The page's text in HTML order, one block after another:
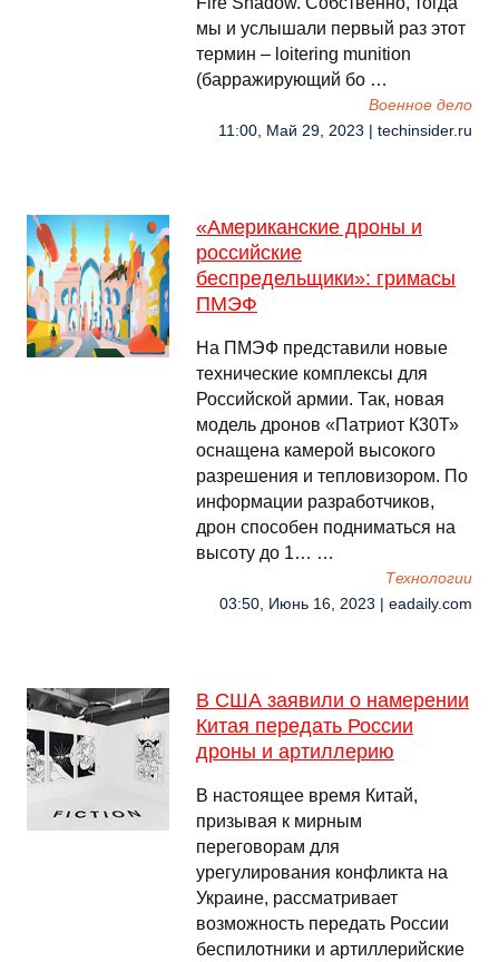
мы и услышали первый раз этот
термин – loitering munition
(барражирующий бо …
Военное дело
11:00, Май 29, 2023 | techinsider.ru
«Американские дроны и
российские
беспредельщики»: гримасы
ПМЭФ
На ПМЭФ представили новые
технические комплексы для
Российской армии. Так, новая
модель дронов «Патриот К30Т»
оснащена камерой высокого
разрешения и тепловизором. По
информации разработчиков,
дрон способен подниматься на
высоту до 1… …
Технологии
03:50, Июнь 16, 2023 | eadaily.com
В США заявили о намерении
Китая передать России
дроны и артиллерию
В настоящее время Китай,
призывая к мирным
переговорам для
урегулирования конфликта на
Украине, рассматривает
возможность передать России
беспилотники и артиллерийские